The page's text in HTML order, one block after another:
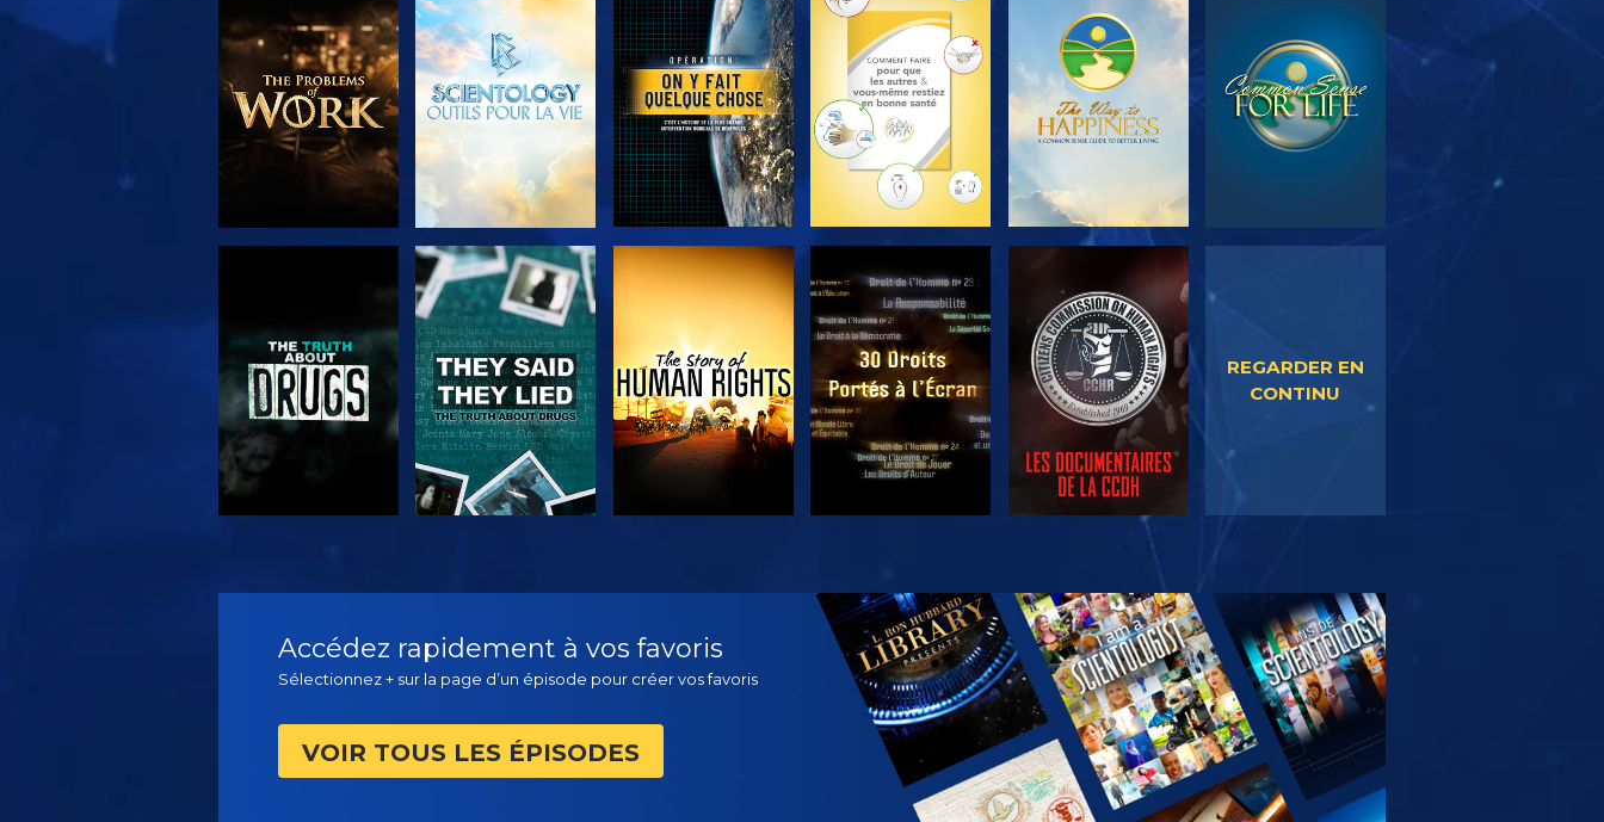
DÉCOUVRIR LES
SÉRIES
REGARDER
DÉCOUVRIR LES
SÉRIES
DÉCOUVRIR LES
SÉRIES
DÉCOUVRIR LES
SÉRIES
REGARDER REGARDER REGARDER REGARDER
REGARDER
DÉCOUVRIR LES
SÉRIES
REGARDER EN
CONTINU
Accédez rapidement à vos favoris
Sélectionnez + sur la page d’un épisode pour créer vos favoris
VOIR TOUS LES ÉPISODES